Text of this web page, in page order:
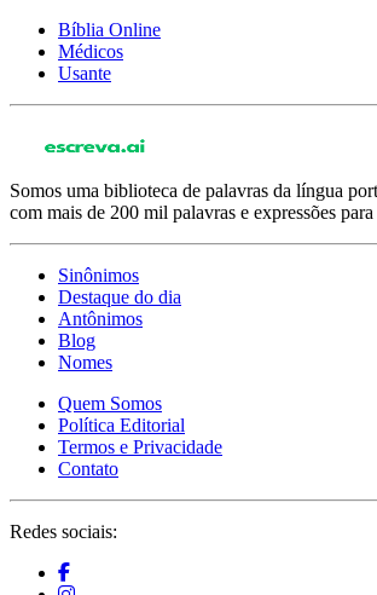
Bíblia Online
Médicos
Usante
Somos uma biblioteca de palavras da língua
com mais de 200 mil palavras e expressões
Sinônimos
Destaque do dia
Antônimos
Blog
Nomes
Quem Somos
Política Editorial
Termos e Privacidade
Contato
Redes sociais: